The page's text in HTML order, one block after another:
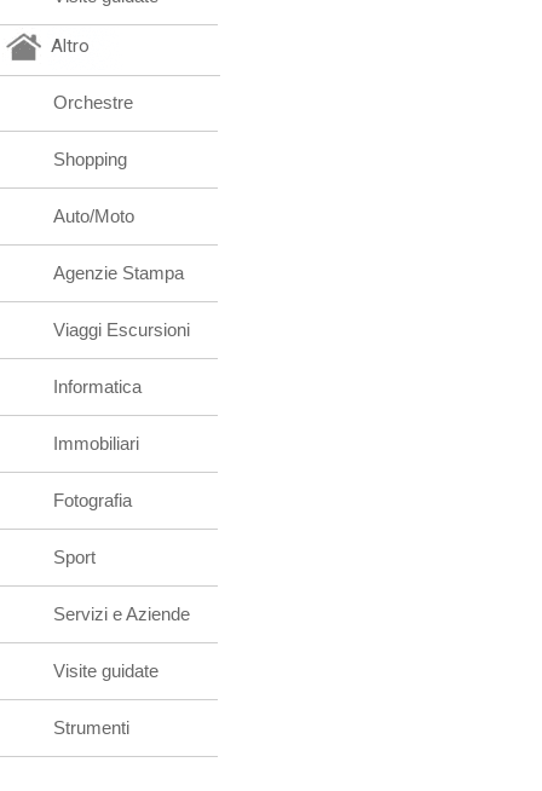
Altro
Orchestre
Shopping
Auto/Moto
Agenzie Stampa
Viaggi Escursioni
Informatica
Immobiliari
Fotografia
Sport
Servizi e Aziende
Visite guidate
Strumenti